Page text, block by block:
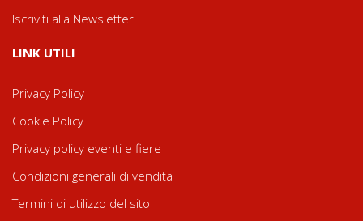
Iscriviti alla Newsletter
LINK UTILI
Privacy Policy
Cookie Policy
Privacy policy eventi e fiere
Condizioni generali di vendita
Termini di utilizzo del sito